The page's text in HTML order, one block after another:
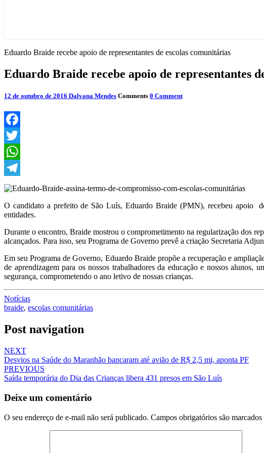
Eduardo Braide recebe apoio de representantes de escolas comunitárias
Eduardo Braide recebe apoio de representantes
12 de outubro de 2016 Dalvana Mendes Comments 0 Comment
Facebook
Twitter
WhatsApp
Telegram
O candidato a prefeito de São Luís, Eduardo Braide (PMN), recebeu apoio
entidades.
Durante o encontro, Braide mostrou o comprometimento na regularização dos
alcançados. Para isso, seu Programa de Governo prevê a criação Secretaria
Em seu Programa de Governo, Eduardo Braide propõe a recuperação e
de aprendizagem para os nossos trabalhadores da educação e nossos
segurança, comprometendo o ano letivo de nossas crianças.
Notícias
braide, escolas comunitárias
Post navigation
NEXT
Desvios na Saúde do Maranhão bancaram até avião de R$ 2,5 mi, aponta PF
PREVIOUS
Saída temporária do Dia das Crianças libera 431 presos em São Luís
Deixe um comentário
O seu endereço de e-mail não será publicado. Campos obrigatórios são marcados